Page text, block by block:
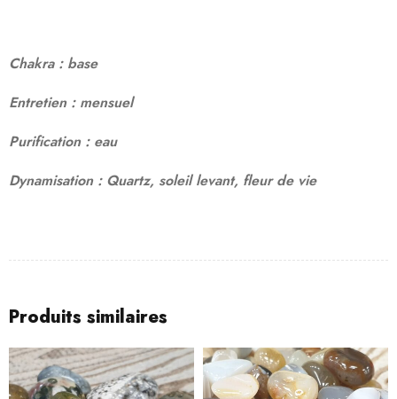
Chakra : base
Entretien : mensuel
Purification : eau
Dynamisation : Quartz, soleil levant, fleur de vie
Produits similaires